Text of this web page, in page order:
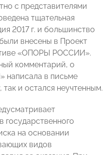
с представителями
тщательная
2017 г. и большинство
внесены в Проект
«ОПОРЫ РОССИИ».
комментарий, о
в письме
и остался неучтенным.
на основании
видов